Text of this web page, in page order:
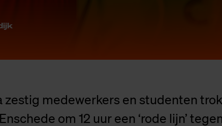
zestig medewerkers en studenten
om 12 uur een ‘rode lijn’